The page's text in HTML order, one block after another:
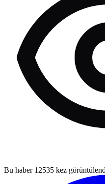
Bu haber 12535 kez